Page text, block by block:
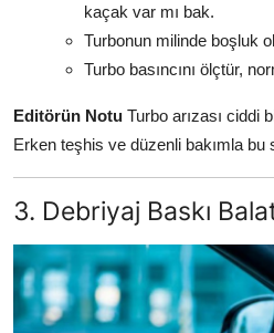
kaçak var mı bak.
Turbonun milinde boşluk
Turbo basıncını ölçtür,
Editörün Notu Turbo arızası ciddi
Erken teşhis ve düzenli bakımla bu
3. Debriyaj Baskı